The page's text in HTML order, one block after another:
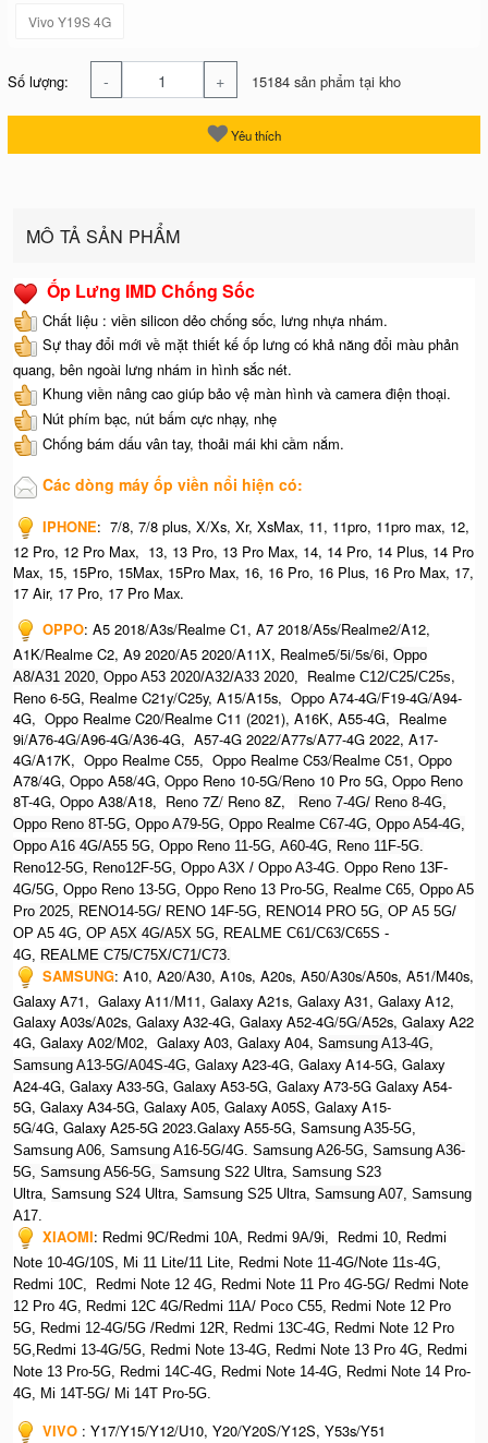
Vivo Y19S 4G
Số lượng: - + 15184 sản phẩm tại kho
Yêu thích
MÔ TẢ SẢN PHẨM
Ốp Lưng IMD Chống Sốc
Chất liệu : viền silicon dẻo chống sốc, lưng nhựa nhám.
Sự thay đổi mới về mặt thiết kế ốp lưng có khả năng đổi màu phản
quang, bên ngoài lưng nhám in hình sắc nét.
Khung viền nâng cao giúp bảo vệ màn hình và camera điện thoại.
Nút phím bạc, nút bấm cực nhạy, nhẹ
Chống bám dấu vân tay, thoải mái khi cầm nắm.
Các dòng máy ốp viền nổi hiện có:
IPHONE: 7/8, 7/8 plus, X/Xs, Xr, XsMax, 11, 11pro, 11pro max, 12,
12 Pro, 12 Pro Max, 13, 13 Pro, 13 Pro Max, 14, 14 Pro, 14 Plus, 14 Pro
Max, 15, 15Pro, 15Max, 15Pro Max, 16, 16 Pro, 16 Plus, 16 Pro Max, 17,
17 Air, 17 Pro, 17 Pro Max.
OPPO: A5 2018/A3s/Realme C1, A7 2018/A5s/Realme2/A12,
A1K/Realme C2, A9 2020/A5 2020/A11X, Realme5/5i/5s/6i, Oppo
A8/A31 2020, Oppo A53 2020/A32/A33 2020, Realme C12/C25/C25s,
Reno 6-5G, Realme C21y/C25y, A15/A15s, Oppo A74-4G/F19-4G/A94-
4G, Oppo Realme C20/Realme C11 (2021), A16K, A55-4G, Realme
9i/A76-4G/A96-4G/A36-4G, A57-4G 2022/A77s/A77-4G 2022, A17-
4G/A17K, Oppo Realme C55, Oppo Realme C53/Realme C51, Oppo
A78/4G, Oppo A58/4G, Oppo Reno 10-5G/Reno 10 Pro 5G, Oppo Reno
8T-4G, Oppo A38/A18, Reno 7Z/ Reno 8Z,
Reno 7-4G/ Reno 8-4G,
Oppo Reno 8T-5G, Oppo A79-5G, Oppo Realme C67-4G, Oppo A54-4G,
Oppo A16 4G/A55 5G, Oppo Reno 11-5G, A60-4G, Reno 11F-5G.
Reno12-5G, Reno12F-5G, Oppo A3X / Oppo A3-4G. Oppo Reno 13F-
4G/5G, Oppo Reno 13-5G, Oppo Reno 13 Pro-5G, Realme C65, Oppo A5
Pro 2025, RENO14-5G/ RENO 14F-5G, RENO14 PRO 5G, OP A5 5G/
OP A5 4G, OP A5X 4G/A5X 5G, REALME C61/C63/C65S -
4G, REALME C75/C75X/C71/C73.
SAMSUNG: A10, A20/A30, A10s, A20s, A50/A30s/A50s, A51/M40s,
Galaxy A71, Galaxy A11/M11, Galaxy A21s, Galaxy A31, Galaxy A12,
Galaxy A03s/A02s, Galaxy A32-4G, Galaxy A52-4G/5G/A52s, Galaxy A22
4G, Galaxy A02/M02, Galaxy A03, Galaxy A04, Samsung A13-4G,
Samsung A13-5G/A04S-4G, Galaxy A23-4G, Galaxy A14-5G, Galaxy
A24-4G, Galaxy A33-5G, Galaxy A53-5G, Galaxy A73-5G Galaxy A54-
5G, Galaxy A34-5G, Galaxy A05, Galaxy A05S, Galaxy A15-
5G/4G, Galaxy A25-5G 2023.Galaxy A55-5G, Samsung A35-5G,
Samsung A06, Samsung A16-5G/4G. Samsung A26-5G, Samsung A36-
5G, Samsung A56-5G, Samsung S22 Ultra, Samsung S23
Ultra, Samsung S24 Ultra, Samsung S25 Ultra, Samsung A07, Samsung
A17.
XIAOMI: Redmi 9C/Redmi 10A, Redmi 9A/9i, Redmi 10, Redmi
Note 10-4G/10S, Mi 11 Lite/11 Lite, Redmi Note 11-4G/Note 11s-4G,
Redmi 10C, Redmi Note 12 4G, Redmi Note 11 Pro 4G-5G/ Redmi Note
12 Pro 4G, Redmi 12C 4G/Redmi 11A/ Poco C55, Redmi Note 12 Pro
5G, Redmi 12-4G/5G /Redmi 12R, Redmi 13C-4G, Redmi Note 12 Pro
5G,Redmi 13-4G/5G, Redmi Note 13-4G, Redmi Note 13 Pro 4G, Redmi
Note 13 Pro-5G, Redmi 14C-4G, Redmi Note 14-4G, Redmi Note 14 Pro-
4G, Mi 14T-5G/ Mi 14T Pro-5G.
VIVO : Y17/Y15/Y12/U10, Y20/Y20S/Y12S, Y53s/Y51